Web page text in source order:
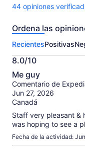
44 opiniones
Hay
opiniones
esta
actividad.
Más
información
sobre
nuestras
opiniones
Ordena las
RecientesPositivas
8.0/10
8.0
de
10
Me guy
Comentario de
Jun 27, 2026
Canadá
Staff very pleasant &
was hoping to see a
Fecha de la actividad: